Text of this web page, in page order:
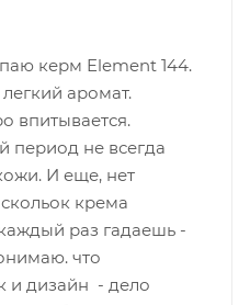
керм Element 144.
аромат.
впитывается.
период не всегда
И еще, нет
крема
раз гадаешь -
что
и дизайн - дело